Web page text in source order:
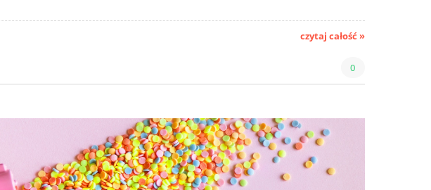
czytaj całość »
0